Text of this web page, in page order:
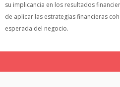
su implicancia en los resultados
de aplicar las estrategias financieras
esperada del negocio.